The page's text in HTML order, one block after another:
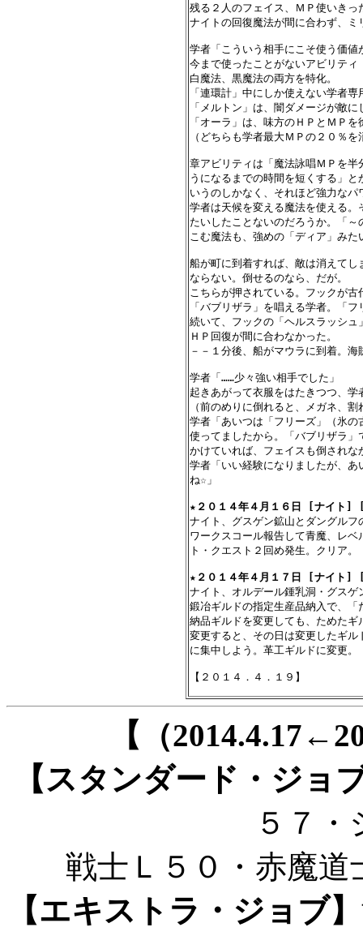
残る２人のフェイス、ＭＰ使いき
ナイトの回復魔法が間に合わず、
学者「こういう相手にこそ使う価
今まで使ったことがないアビリティ
白魔法、黒魔法の両方を特化。
「連環計」中にしか使えない学者
「メルトン」は、闇ダメージが敵に
「オーラ」は、味方のＨＰとＭＰ
（どちらも学者最大ＭＰの２０％を
章アビリティは「魔法詠唱ＭＰを
うになるまでの時間を短くする」
いうのしかなく、それほど強力なパ
学者は天候を変える魔法を使える
たいしたことないのだろうか。「
こむ魔法も、強めの「ディア」みた
船が町に到着すれば、敵は消えて
ならない。倒せるのなら、だが。
こちらが押されている。フックが
「バブリザラ」を唱える学者。「
続いて、フックの「ヘルスラッシ
ＨＰ回復が間に合わなかった。
－－１分後、船がマウラに到着。
学者「……少々強い相手でした」
起きあがって衣服をはたきつつ、学
（前のめりに倒れると、メガネ、
学者「あいつは「フリーズ」（氷
使ってましたから。「バブリザラ
かけていれば、フェイスも倒されな
学者「いい経験になりましたが、
ね☆」
★ ２０１４年４月１６日 [ナイト]
ナイト、グスゲン鉱山とダングルフ
ワークスコール報告して青魔、レ
ト・クエスト２回め発生。クリア。
★ ２０１４年４月１７日 [ナイト]
ナイト、オルデール鍾乳洞・グスゲ
鍛冶ギルドの指定生産品納入で、
納品ギルドを変更しても、ためた
変更すると、その日は変更したギ
に集中しよう。革工ギルドに変更。
【（
【スタンダード・ジョ
５７・
戦士Ｌ５０・赤魔
【エキストラ・ジョブ】